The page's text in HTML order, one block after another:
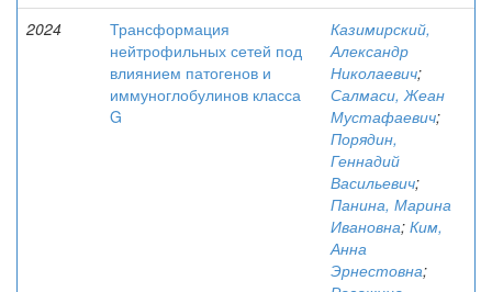
2024
Трансформация
нейтрофильных сетей под
влиянием патогенов и
иммуноглобулинов класса
G
Казимирский,
Александр
Николаевич;
Салмаси, Жеан
Мустафаевич;
Порядин,
Геннадий
Васильевич;
Панина, Марина
Ивановна; Ким,
Анна
Эрнестовна;